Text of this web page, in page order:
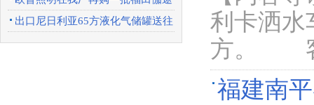
广告宣传车
出口尼日利亚65方液化气储罐送往
上海港口
利卡洒水
方。 客
福建南